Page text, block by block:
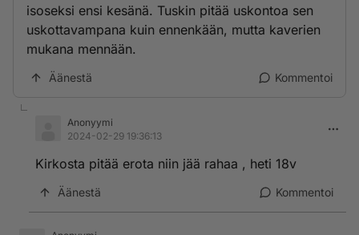
isoseksi ensi kesänä. Tuskin pitää uskontoa sen
uskottavampana kuin ennenkään, mutta kaverien
mukana mennään.
Äänestä Kommentoi
Anonyymi
2024-02-29 19:36:13
Kirkosta pitää erota niin jää rahaa , heti 18v
Äänestä Kommentoi